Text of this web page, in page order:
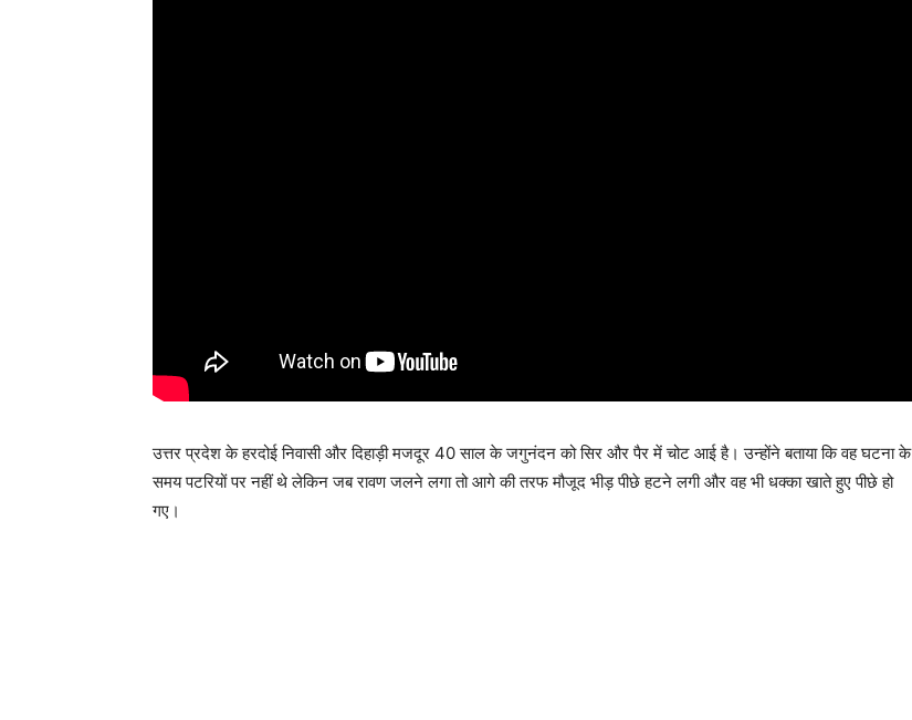
उत्तर प्रदेश के हरदोई निवासी और दिहाड़ी मजदूर 40 साल के जगुनंदन को सिर और पैर में चोट आई है। उन्होंने बताया कि वह घटना के
समय पटरियों पर नहीं थे लेकिन जब रावण जलने लगा तो आगे की तरफ मौजूद भीड़ पीछे हटने लगी और वह भी धक्का खाते हुए पीछे हो
गए।